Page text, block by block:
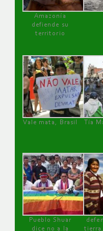
Amazonía
defiende su
territorio
Vale mata, Brasil
Tía
Pueblo Shuar
dice no a la